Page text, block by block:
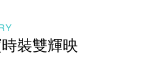
裝雙輝映